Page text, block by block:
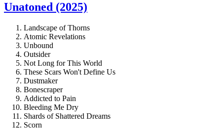
Unatoned (2025)
Landscape of Thorns
Atomic Revelations
Unbound
Outsider
Not Long for This World
These Scars Won't Define Us
Dustmaker
Bonescraper
Addicted to Pain
Bleeding Me Dry
Shards of Shattered Dreams
Scorn